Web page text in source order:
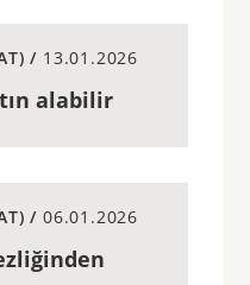
/ 13.01.2026
alabilir
/ 06.01.2026